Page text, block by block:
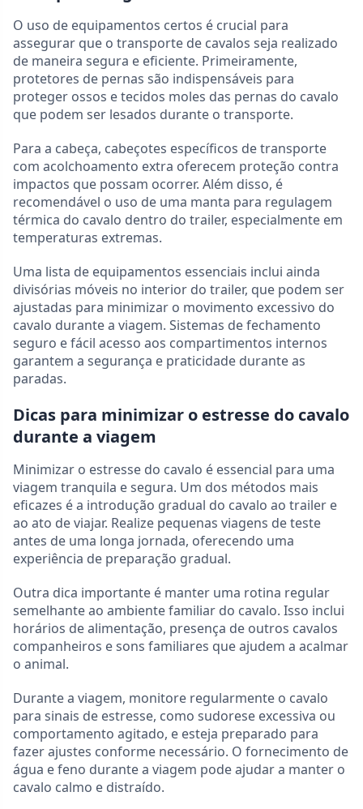
O uso de equipamentos certos é crucial para
assegurar que o transporte de cavalos seja realizado
de maneira segura e eficiente. Primeiramente,
protetores de pernas são indispensáveis para
proteger ossos e tecidos moles das pernas do cavalo
que podem ser lesados durante o transporte.
Para a cabeça, cabeçotes específicos de transporte
com acolchoamento extra oferecem proteção contra
impactos que possam ocorrer. Além disso, é
recomendável o uso de uma manta para regulagem
térmica do cavalo dentro do trailer, especialmente em
temperaturas extremas.
Uma lista de equipamentos essenciais inclui ainda
divisórias móveis no interior do trailer, que podem ser
ajustadas para minimizar o movimento excessivo do
cavalo durante a viagem. Sistemas de fechamento
seguro e fácil acesso aos compartimentos internos
garantem a segurança e praticidade durante as
paradas.
Dicas para minimizar o estresse do cavalo
durante a viagem
Minimizar o estresse do cavalo é essencial para uma
viagem tranquila e segura. Um dos métodos mais
eficazes é a introdução gradual do cavalo ao trailer e
ao ato de viajar. Realize pequenas viagens de teste
antes de uma longa jornada, oferecendo uma
experiência de preparação gradual.
Outra dica importante é manter uma rotina regular
semelhante ao ambiente familiar do cavalo. Isso inclui
horários de alimentação, presença de outros cavalos
companheiros e sons familiares que ajudem a acalmar
o animal.
Durante a viagem, monitore regularmente o cavalo
para sinais de estresse, como sudorese excessiva ou
comportamento agitado, e esteja preparado para
fazer ajustes conforme necessário. O fornecimento de
água e feno durante a viagem pode ajudar a manter o
cavalo calmo e distraído.